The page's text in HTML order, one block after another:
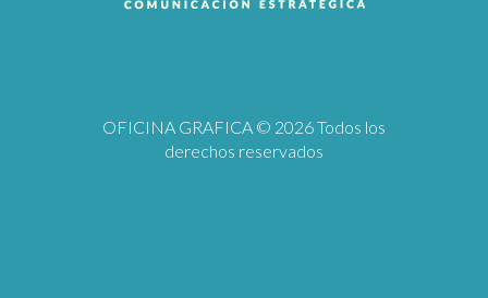
OFICINA GRAFICA © 2026 Todos los
derechos reservados